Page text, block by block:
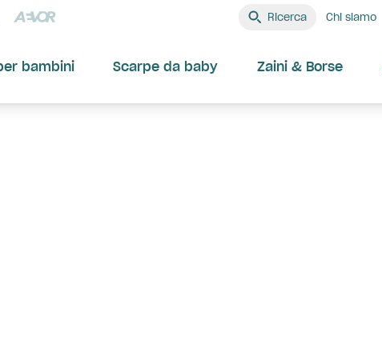
Ricerca Chi siamo
bambini Scarpe da baby Zaini & Borse